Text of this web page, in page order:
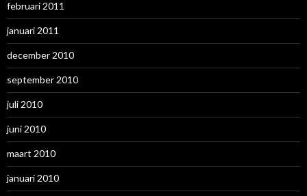
februari 2011
januari 2011
december 2010
september 2010
juli 2010
juni 2010
maart 2010
januari 2010